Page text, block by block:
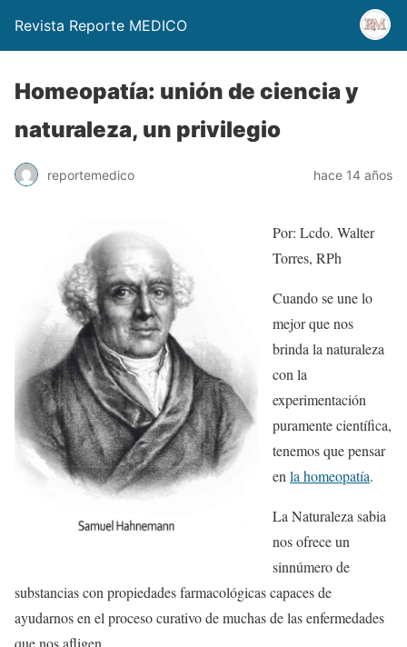
Revista Reporte MEDICO
Homeopatía: unión de ciencia y
naturaleza, un privilegio
reportemedico hace 14 años
Por: Lcdo. Walter
Torres, RPh
Cuando se une lo
mejor que nos
brinda la naturaleza
con la
experimentación
puramente científica,
tenemos que pensar
en la homeopatía.
La Naturaleza sabia
nos ofrece un
sinnúmero de
substancias con propiedades farmacológicas capaces de
ayudarnos en el proceso curativo de muchas de las enfermedades
que nos afligen.